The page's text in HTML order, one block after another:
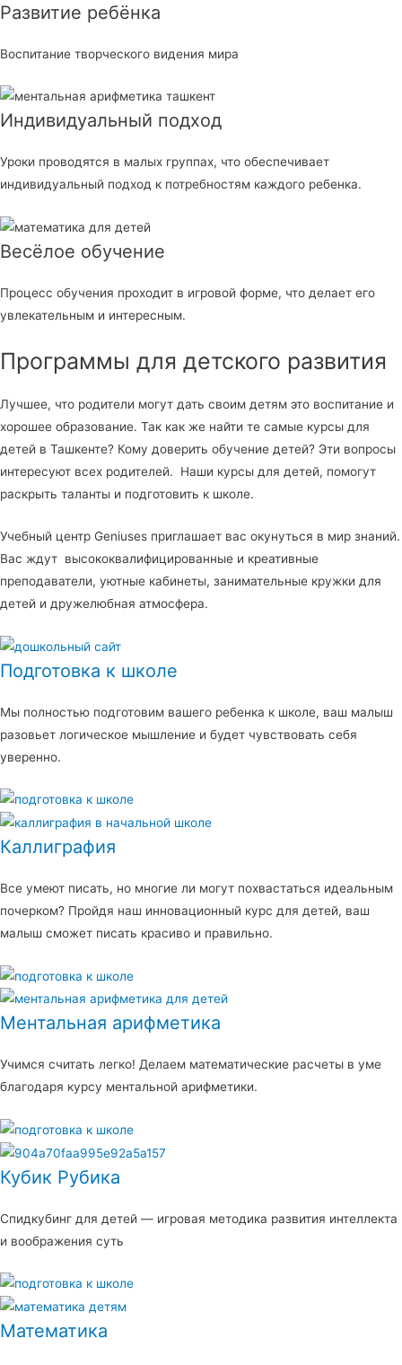
Развитие ребёнка
Воспитание творческого видения мира
Индивидуальный подход
Уроки проводятся в малых группах, что обеспечивает
индивидуальный подход к потребностям каждого ребенка.
Весёлое обучение
Процесс обучения проходит в игровой форме, что делает его
увлекательным и интересным.
Программы для детского развития
Лучшее, что родители могут дать своим детям это воспитание и
хорошее образование. Так как же найти те самые курсы для
детей в Ташкенте? Кому доверить обучение детей? Эти вопросы
интересуют всех родителей. Наши курсы для детей, помогут
раскрыть таланты и подготовить к школе.
Учебный центр Geniuses приглашает вас окунуться в мир знаний.
Вас ждут высококвалифицированные и креативные
преподаватели, уютные кабинеты, занимательные кружки для
детей и дружелюбная атмосфера.
Подготовка к школе
Мы полностью подготовим вашего ребенка к школе, ваш малыш
разовьет логическое мышление и будет чувствовать себя
уверенно.
Каллиграфия
Все умеют писать, но многие ли могут похвастаться идеальным
почерком? Пройдя наш инновационный курс для детей, ваш
малыш сможет писать красиво и правильно.
Ментальная арифметика
Учимся считать легко! Делаем математические расчеты в уме
благодаря курсу ментальной арифметики.
Кубик Рубика
Спидкубинг для детей — игровая методика развития интеллекта
и воображения суть
Математика